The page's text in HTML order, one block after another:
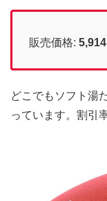
販売価格: 5,914
どこでもソフト湯
っています。割引